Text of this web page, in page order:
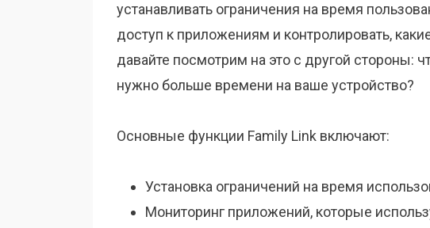
устанавливать ограничения на время
доступ к приложениям и контролировать,
давайте посмотрим на это с другой стороны:
нужно больше времени на ваше устройство?
Основные функции Family Link включают:
Установка ограничений на время
Мониторинг приложений, которые